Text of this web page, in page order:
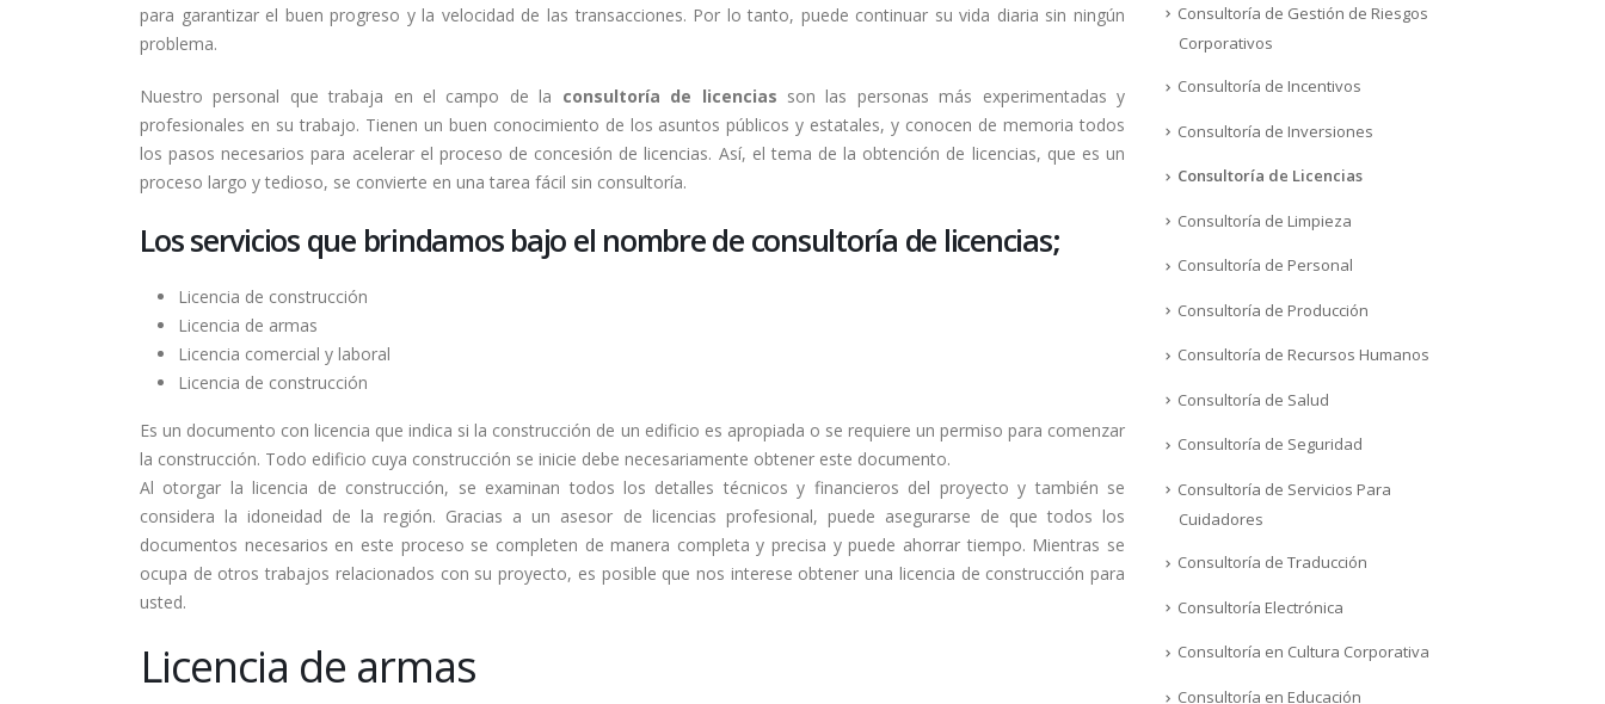
para garantizar el buen progreso y la velocidad de las transacciones. Por lo tanto, puede continuar su vida diaria sin ningún
problema.
Nuestro personal que trabaja en el campo de la consultoría de licencias son las personas más experimentadas y
profesionales en su trabajo. Tienen un buen conocimiento de los asuntos públicos y estatales, y conocen de memoria todos
los pasos necesarios para acelerar el proceso de concesión de licencias. Así, el tema de la obtención de licencias, que es un
proceso largo y tedioso, se convierte en una tarea fácil sin consultoría.
Los servicios que brindamos bajo el nombre de consultoría de licencias;
Licencia de construcción
Licencia de armas
Licencia comercial y laboral
Licencia de construcción
Es un documento con licencia que indica si la construcción de un edificio es apropiada o se requiere un permiso para comenzar
la construcción. Todo edificio cuya construcción se inicie debe necesariamente obtener este documento.
Al otorgar la licencia de construcción, se examinan todos los detalles técnicos y financieros del proyecto y también se
considera la idoneidad de la región. Gracias a un asesor de licencias profesional, puede asegurarse de que todos los
documentos necesarios en este proceso se completen de manera completa y precisa y puede ahorrar tiempo. Mientras se
ocupa de otros trabajos relacionados con su proyecto, es posible que nos interese obtener una licencia de construcción para
usted.
Licencia de armas
Consultoría de Gestión de Riesgos
Corporativos
Consultoría de Incentivos
Consultoría de Inversiones
Consultoría de Licencias
Consultoría de Limpieza
Consultoría de Personal
Consultoría de Producción
Consultoría de Recursos Humanos
Consultoría de Salud
Consultoría de Seguridad
Consultoría de Servicios Para
Cuidadores
Consultoría de Traducción
Consultoría Electrónica
Consultoría en Cultura Corporativa
Consultoría en Educación